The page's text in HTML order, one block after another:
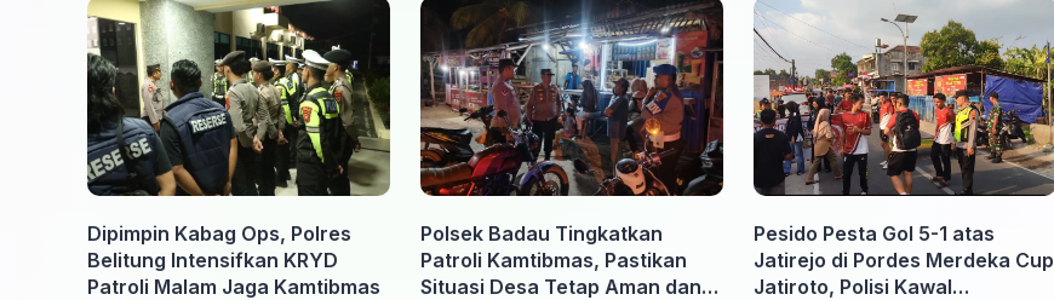
Dipimpin Kabag Ops, Polres
Belitung Intensifkan KRYD
Patroli Malam Jaga Kamtibmas
Polsek Badau Tingkatkan
Patroli Kamtibmas, Pastikan
Situasi Desa Tetap Aman dan
Pesido Pesta Gol 5-1 atas
Jatirejo di Pordes Merdeka Cup
Jatiroto, Polisi Kawal